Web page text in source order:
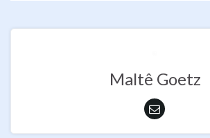
Maltê Goetz